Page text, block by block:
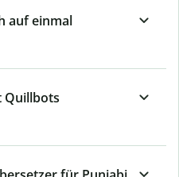
auf einmal
Quillbots